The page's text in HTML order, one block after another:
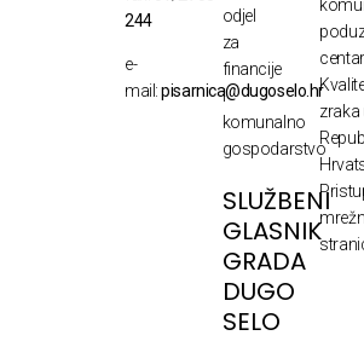
244
e-
mail:pisarnica@dugoselo.hr
odjel
za
financije
i
komunalno
gospodarstvo
SLUŽBENI
GLASNIK
GRADA
DUGO
SELO
centar
zraka